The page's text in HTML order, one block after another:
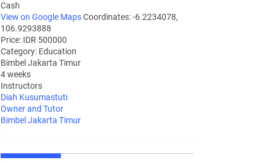
Cash
View on Google MapsCoordinates: -6.2234078,
106.9293888
Price: IDR 500000
Category: Education
Bimbel Jakarta Timur
4 weeks
Instructors
Diah Kusumastuti
Owner and Tutor
Bimbel Jakarta Timur